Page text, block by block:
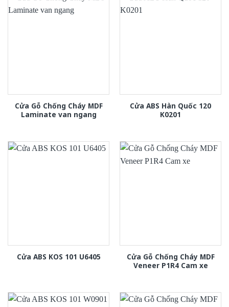
Cửa Gỗ Chống Cháy MDF
Laminate van ngang
Cửa ABS Hàn Quốc 120
K0201
Cửa ABS KOS 101 U6405
Cửa Gỗ Chống Cháy MDF
Veneer P1R4 Cam xe